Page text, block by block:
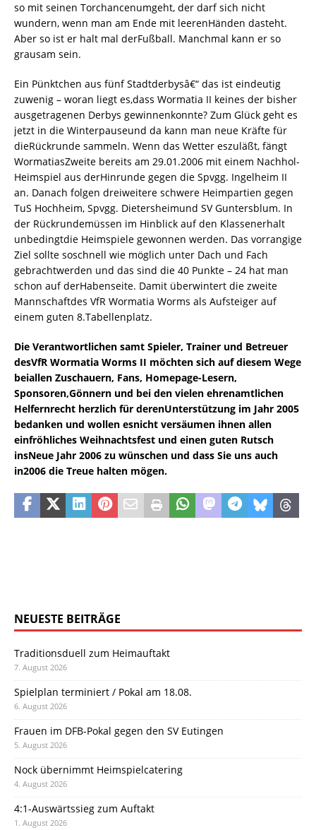
so mit seinen Torchancenumgeht, der darf sich nicht
wundern, wenn man am Ende mit leerenHänden dasteht.
Aber so ist er halt mal derFußball. Manchmal kann er so
grausam sein.
Ein Pünktchen aus fünf Stadtderbysâ€“ das ist eindeutig
zuwenig – woran liegt es,dass Wormatia II keines der bisher
ausgetragenen Derbys gewinnenkonnte? Zum Glück geht es
jetzt in die Winterpauseund da kann man neue Kräfte für
dieRückrunde sammeln. Wenn das Wetter eszuläßt, fängt
WormatiasZweite bereits am 29.01.2006 mit einem Nachhol-
Heimspiel aus derHinrunde gegen die Spvgg. Ingelheim II
an. Danach folgen dreiweitere schwere Heimpartien gegen
TuS Hochheim, Spvgg. Dietersheimund SV Guntersblum. In
der Rückrundemüssen im Hinblick auf den Klassenerhalt
unbedingtdie Heimspiele gewonnen werden. Das vorrangige
Ziel sollte soschnell wie möglich unter Dach und Fach
gebrachtwerden und das sind die 40 Punkte – 24 hat man
schon auf derHabenseite. Damit überwintert die zweite
Mannschaftdes VfR Wormatia Worms als Aufsteiger auf
einem guten 8.Tabellenplatz.
Die Verantwortlichen samt Spieler, Trainer und Betreuer
desVfR Wormatia Worms II möchten sich auf diesem Wege
beiallen Zuschauern, Fans, Homepage-Lesern,
Sponsoren,Gönnern und bei den vielen ehrenamtlichen
Helfernrecht herzlich für derenUnterstützung im Jahr 2005
bedanken und wollen esnicht versäumen ihnen allen
einfröhliches Weihnachtsfest und einen guten Rutsch
insNeue Jahr 2006 zu wünschen und dass Sie uns auch
in2006 die Treue halten mögen.
NEUESTE BEITRÄGE
Traditionsduell zum Heimauftakt
7. August 2026
Spielplan terminiert / Pokal am 18.08.
6. August 2026
Frauen im DFB-Pokal gegen den SV Eutingen
5. August 2026
Nock übernimmt Heimspielcatering
4. August 2026
4:1-Auswärtssieg zum Auftakt
1. August 2026